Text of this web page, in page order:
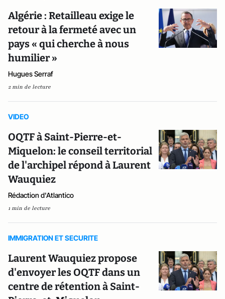
Algérie : Retailleau exige le
retour à la fermeté avec un
pays « qui cherche à nous
humilier »
Hugues Serraf
2 min de lecture
VIDEO
OQTF à Saint-Pierre-et-
Miquelon: le conseil territorial
de l'archipel répond à Laurent
Wauquiez
Rédaction d'Atlantico
1 min de lecture
IMMIGRATION ET SECURITE
Laurent Wauquiez propose
d'envoyer les OQTF dans un
centre de rétention à Saint-